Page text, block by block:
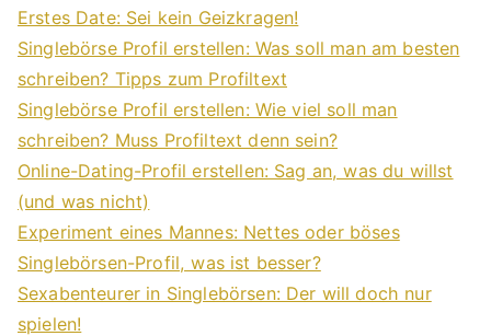
Erstes Date: Sei kein Geizkragen!
Singlebörse Profil erstellen: Was soll man am besten
schreiben? Tipps zum Profiltext
Singlebörse Profil erstellen: Wie viel soll man
schreiben? Muss Profiltext denn sein?
Online-Dating-Profil erstellen: Sag an, was du willst
(und was nicht)
Experiment eines Mannes: Nettes oder böses
Singlebörsen-Profil, was ist besser?
Sexabenteurer in Singlebörsen: Der will doch nur
spielen!